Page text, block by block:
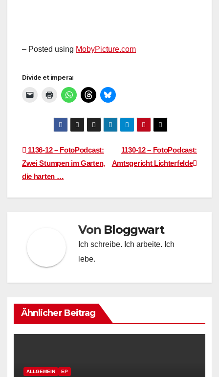
– Posted using MobyPicture.com
Divide et impera:
Beitragsnavigation
1130-12 – FotoPodcast:
Amtsgericht Lichterfelde
1136-12 – FotoPodcast:
Zwei Stumpen im Garten,
die harten …
Von Bloggwart
Ich schreibe. Ich arbeite. Ich
lebe.
Ähnlicher Beitrag
ALLGEMEIN EP